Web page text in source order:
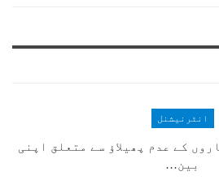
انٹرنیشنل
کے عدم پھیلاؤ سے متعلق اپنی
بین…